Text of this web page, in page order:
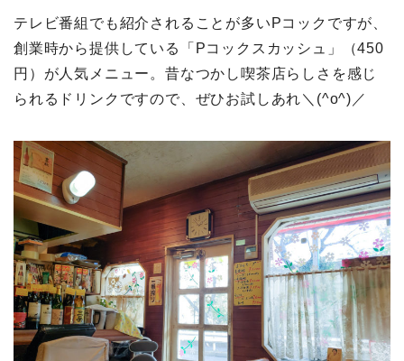
テレビ番組でも紹介されることが多いPコックですが、
創業時から提供している「Pコックスカッシュ」（450
円）が人気メニュー。昔なつかし喫茶店らしさを感じ
られるドリンクですので、ぜひお試しあれ＼(^o^)／